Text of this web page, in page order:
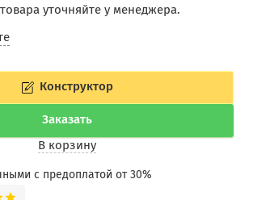
уточняйте у менеджера.
Конструктор
Заказать
В корзину
с предоплатой от 30%